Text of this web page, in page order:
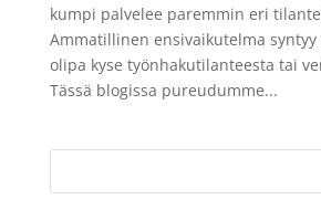
kumpi palvelee paremmin eri
Ammatillinen ensivaikutelma syntyy
olipa kyse työnhakutilanteesta tai
Tässä blogissa pureudumme...